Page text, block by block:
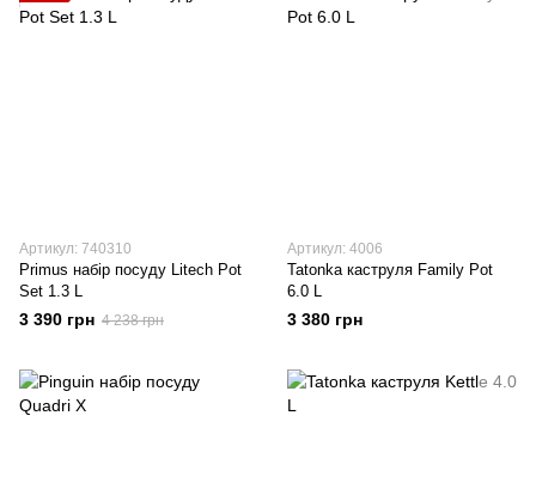
Артикул: 740310
Primus набір посуду Litech Pot
Set 1.3 L
3 390 грн 4 238 грн
Артикул: 4006
Tatonka каструля Family Pot
6.0 L
3 380 грн